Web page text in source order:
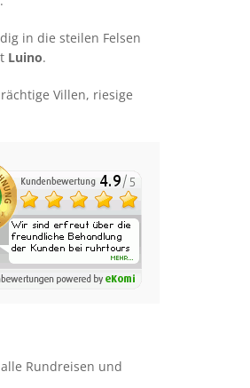
in die steilen Felsen
Luino.
Villen, riesige
Rundreisen und